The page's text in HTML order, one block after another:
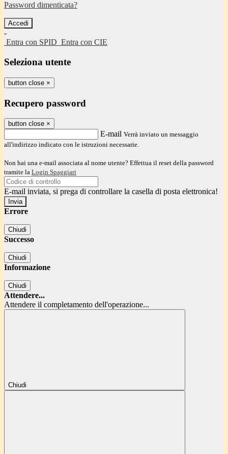
Password dimenticata?
-
Entra con SPID Entra con CIE
Seleziona utente
button close ×
Recupero password
button close ×
E-mail Verrà inviato un messaggio
all'indirizzo indicato con le istruzioni necessarie.
Non hai una e-mail associata al nome utente? Effettua il reset della password
tramite la Login Spaggiari
E-mail inviata, si prega di controllare la casella di posta elettronica!
Errore
Chiudi
Successo
Chiudi
Informazione
Chiudi
Attendere...
Attendere il completamento dell'operazione...
Chiudi